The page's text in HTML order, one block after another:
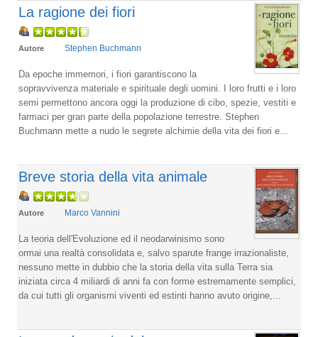
La ragione dei fiori
Autore Stephen Buchmann
Da epoche immemori, i fiori garantiscono la
sopravvivenza materiale e spirituale degli uomini. I loro frutti e i loro
semi permettono ancora oggi la produzione di cibo, spezie, vestiti e
farmaci per gran parte della popolazione terrestre. Stephen
Buchmann mette a nudo le segrete alchimie della vita dei fiori e...
Breve storia della vita animale
Autore Marco Vannini
La teoria dell'Evoluzione ed il neodarwinismo sono
ormai una realtà consolidata e, salvo sparute frange irrazionaliste,
nessuno mette in dubbio che la storia della vita sulla Terra sia
iniziata circa 4 miliardi di anni fa con forme estremamente semplici,
da cui tutti gli organismi viventi ed estinti hanno avuto origine,...